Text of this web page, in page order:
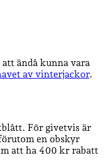
ändå kunna vara
av vinterjackor.
För givetvis är
en obskyr
att ha 400 kr rabatt